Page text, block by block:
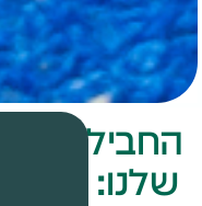
החבילות
שלנו: